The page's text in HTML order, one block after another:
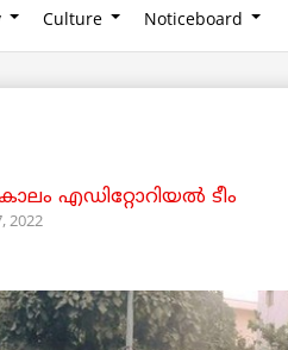
Culture Noticeboard
എഡിറ്റോറിയല്‍ ടീം
2022